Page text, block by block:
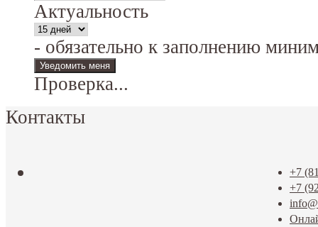
Актуальность
- обязательно к заполнению
Проверка...
Контакты
+7
+7